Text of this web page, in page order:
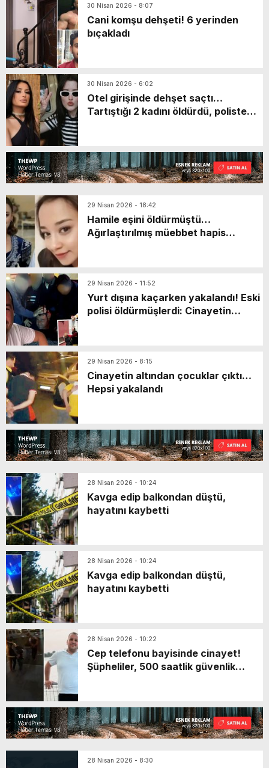
30 Nisan 2026 - 8:07
Cani komşu dehşeti! 6 yerinden
bıçakladı
30 Nisan 2026 - 6:02
Otel girişinde dehşet saçtı…
Tartıştığı 2 kadını öldürdü, polisten
29 Nisan 2026 - 18:42
Hamile eşini öldürmüştü…
Ağırlaştırılmış müebbet hapis
29 Nisan 2026 - 11:52
Yurt dışına kaçarken yakalandı! Eski
polisi öldürmüşlerdi: Cinayetin
29 Nisan 2026 - 8:15
Cinayetin altından çocuklar çıktı…
Hepsi yakalandı
28 Nisan 2026 - 10:24
Kavga edip balkondan düştü,
hayatını kaybetti
28 Nisan 2026 - 10:24
Kavga edip balkondan düştü,
hayatını kaybetti
28 Nisan 2026 - 10:22
Cep telefonu bayisinde cinayet!
Şüpheliler, 500 saatlik güvenlik
28 Nisan 2026 - 8:30